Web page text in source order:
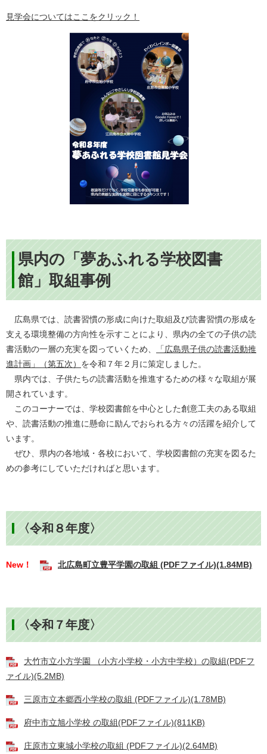
見学会についてはここをクリック！
県内の「夢あふれる学校図書
館」取組事例
広島県では、読書習慣の形成に向けた取組及び読書習慣の形成を
支える環境整備の方向性を示すことにより、県内の全ての子供の読
書活動の一層の充実を図っていくため、
「広島県子供の読書活動推
進計画」（第五次） を令和７年２月に策定しました。
県内では、子供たちの読書活動を推進するための様々な取組が展
開されています。
このコーナーでは、学校図書館を中心とした創意工夫のある取組
や、読書活動の推進に懸命に励んでおられる方々の活躍を紹介して
います。
ぜひ、県内の各地域・各校において、学校図書館の充実を図るた
めの参考にしていただければと思います。
〈令和８年度〉
New！ 北広島町立豊平学園の取組 (PDFファイル)(1.84MB)
〈令和７年度〉
大竹市立小方学園 （小方小学校・小方中学校）の取組(PDFフ
ァイル)(5.2MB)
三原市立本郷西小学校の取組 (PDFファイル)(1.78MB)
府中市立旭小学校 の取組(PDFファイル)(811KB)
庄原市立東城小学校の取組 (PDFファイル)(2.64MB)